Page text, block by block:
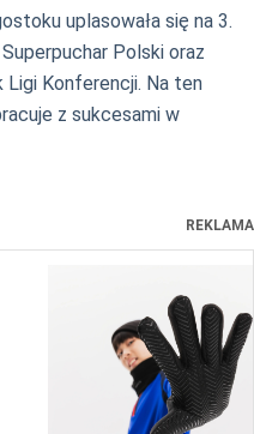
uplasowała się na 3.
Polski oraz
Ligi Konferencji. Na ten
z sukcesami w
REKLAMA